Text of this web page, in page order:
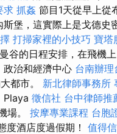
求 抓姦 節目1天從早上從
堡，這實際上是戈德
打掃家裡的小技巧 寶塔
谷的日程安排，在飛機上
政治和經濟中心 台南辦理
都市。 新北律師事務所
Playa 徵信社 台中律師推
場。 按摩專業課程 台胞
度酒店度過假期！ 值得